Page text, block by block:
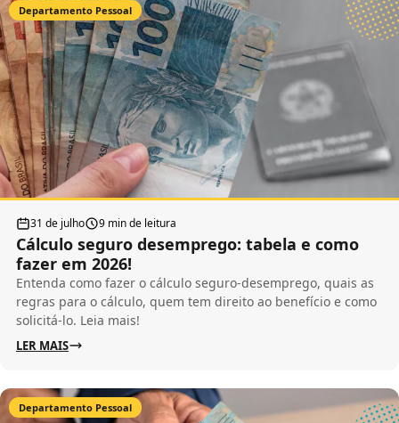
Departamento Pessoal
31 de julho 9 min de leitura
Cálculo seguro desemprego: tabela e como
fazer em 2026!
Entenda como fazer o cálculo seguro-desemprego, quais as
regras para o cálculo, quem tem direito ao benefício e como
solicitá-lo. Leia mais!
LER MAIS
Departamento Pessoal